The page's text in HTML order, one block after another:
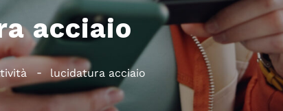
acciaio
lucidatura acciaio